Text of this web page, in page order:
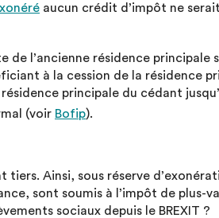
aucun crédit d’impôt ne serait
de l’ancienne résidence principale
à la cession de la résidence
principale du cédant
(voir Bofip).
tiers. Ainsi, sous réserve
sont soumis à l’impôt de plus-
sociaux depuis le BREXIT ?